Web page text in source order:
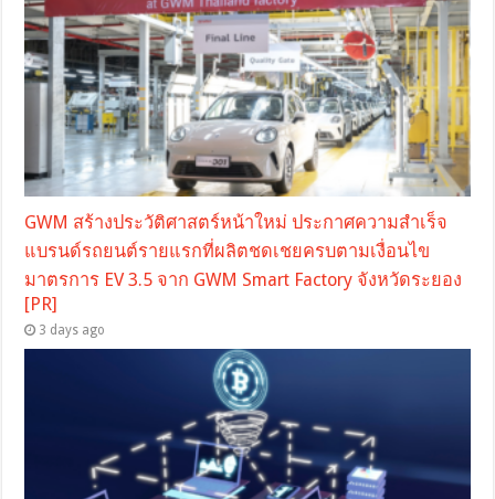
GWM สร้างประวัติศาสตร์หน้าใหม่ ประกาศความสำเร็จ
แบรนด์รถยนต์รายแรกที่ผลิตชดเชยครบตามเงื่อนไข
มาตรการ EV 3.5 จาก GWM Smart Factory จังหวัดระยอง
[PR]
3 days ago